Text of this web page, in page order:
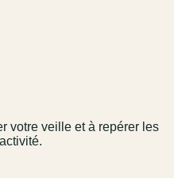
votre veille et à repérer les